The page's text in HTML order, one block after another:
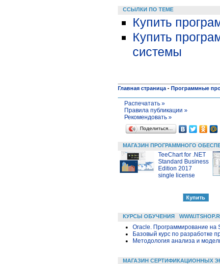
ССЫЛКИ ПО ТЕМЕ
Купить
Купить
системы
Главная страница - Программные
Распечатать »
Правила публикации »
Рекомендовать »
Поделиться…
МАГАЗИН ПРОГРАММНОГО
TeeChart for .NET
Standard Business
Edition 2017
single license
КУРСЫ ОБУЧЕНИЯ
Oracle. Программирование на
Базовый курс по разработке
Методология анализа и
МАГАЗИН СЕРТИФИКАЦИОННЫХ